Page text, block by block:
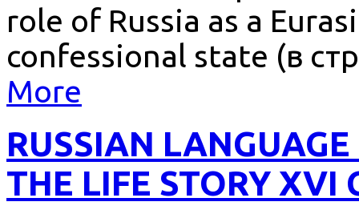
role of Russia as a
confessional state (в
More
RUSSIAN
THE LIFE STORY XVI